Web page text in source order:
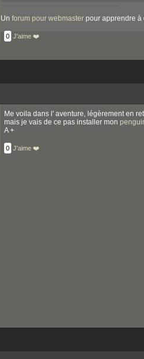
Un forum pour webmaster pour apprendre à
0 J'aime ❤️
Me voila dans l' aventure, légèrement en
mais je vais de ce pas installer mon
A +
0 J'aime ❤️